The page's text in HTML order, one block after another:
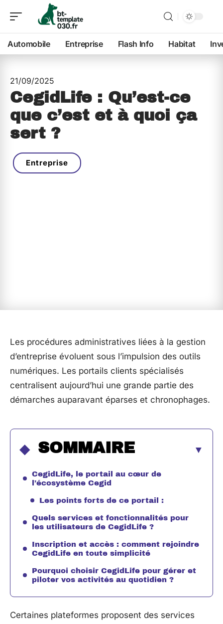
Automobile Entreprise Flash Info Habitat
21/09/2025
CegidLife : Qu’est-ce
que c’est et à quoi ça
sert ?
Entreprise
Les procédures administratives liées à la gestion
d’entreprise évoluent sous l’impulsion des outils
numériques. Les portails clients spécialisés
centralisent aujourd’hui une grande partie des
démarches auparavant éparses et chronophages.
SOMMAIRE
CegidLife, le portail au cœur de
l’écosystème Cegid
Les points forts de ce portail :
Quels services et fonctionnalités pour
les utilisateurs de CegidLife ?
Inscription et accès : comment rejoindre
CegidLife en toute simplicité
Pourquoi choisir CegidLife pour gérer et
piloter vos activités au quotidien ?
Certaines plateformes proposent des services